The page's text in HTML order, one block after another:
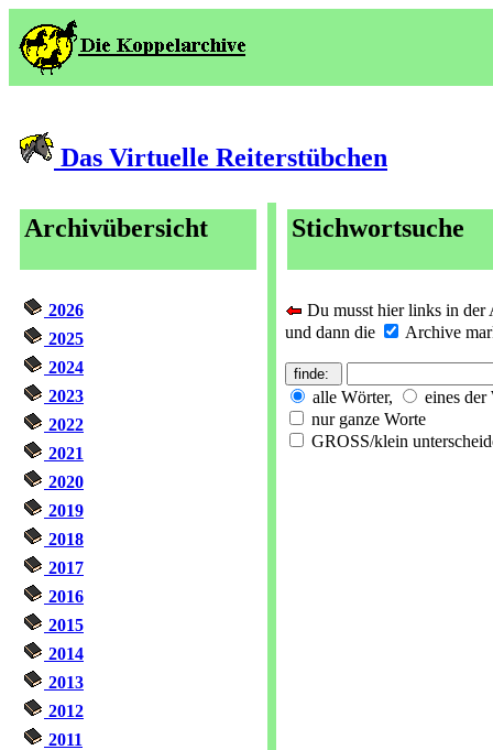
Das Virtuelle Reiterstübchen
Archivübersicht
2026
2025
2024
2023
2022
2021
2020
2019
2018
2017
2016
2015
2014
2013
2012
2011
Stichwortsuche
Du musst hier links in
und dann die
Archive
alle Wörter,
eines
nur ganze Worte
GROSS/klein